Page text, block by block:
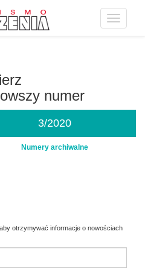
Toggle
numer
3/2020
Numery archiwalne
otrzymywać informacje o nowościach